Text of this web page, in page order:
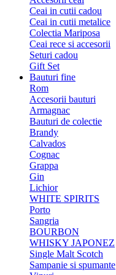
Ceai in cutii cadou
Ceai in cutii metalice
Colectia Mariposa
Ceai rece si accesorii
Seturi cadou
Gift Set
Bauturi fine
Rom
Accesorii bauturi
Armagnac
Bauturi de colectie
Brandy
Calvados
Cognac
Grappa
Gin
Lichior
WHITE SPIRITS
Porto
Sangria
BOURBON
WHISKY JAPONEZ
Single Malt Scotch
Sampanie si spumante